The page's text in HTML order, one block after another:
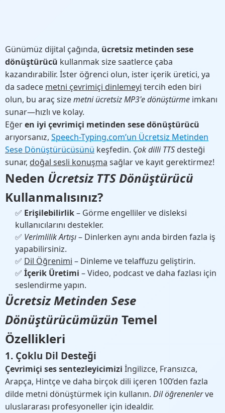
Günümüz dijital çağında, ücretsiz metinden sese
dönüştürücü kullanmak size saatlerce çaba
kazandırabilir. İster öğrenci olun, ister içerik üretici, ya
da sadece metni çevrimiçi dinlemeyi tercih eden biri
olun, bu araç sizemetni ücretsiz MP3'e dönüştürme imkanı
sunar—hızlı ve kolay.
Eğeren iyi çevrimiçi metinden sese dönüştürücü
arıyorsanız, Speech-Typing.com’un Ücretsiz Metinden
Sese Dönüştürücüsünü keşfedin. Çok dilli TTS desteği
sunar, doğal sesli konuşma sağlar ve kayıt gerektirmez!
Neden Ücretsiz TTS Dönüştürücü
Kullanmalısınız?
✅ Erişilebilirlik– Görme engelliler ve disleksi
kullanıcılarını destekler.
✅ Verimlilik Artışı– Dinlerken aynı anda birden fazla iş
yapabilirsiniz.
✅ Dil Öğrenimi – Dinleme ve telaffuzu geliştirin.
✅ İçerik Üretimi – Video, podcast ve daha fazlası için
seslendirme yapın.
Ücretsiz Metinden Sese
Dönüştürücümüzün Temel
Özellikleri
1. Çoklu Dil Desteği
Çevrimiçi ses sentezleyicimizi İngilizce, Fransızca,
Arapça, Hintçe ve daha birçok dili içeren 100’den fazla
dilde metni dönüştürmek için kullanın. Dil öğrenenlerve
uluslararası profesyoneller için idealdir.